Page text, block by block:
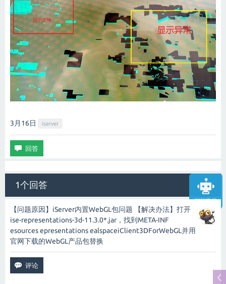
智能客服
3月16日 iserver
1个回答
【问题原因】iServer内置WebGL包问题 【解决办法】打开
ise-representations-3d-11.3.0*.jar，找到META-INF
esources epresentations ealspaceiClient3DForWebGL并用
官网下载的WebGL产品包替换